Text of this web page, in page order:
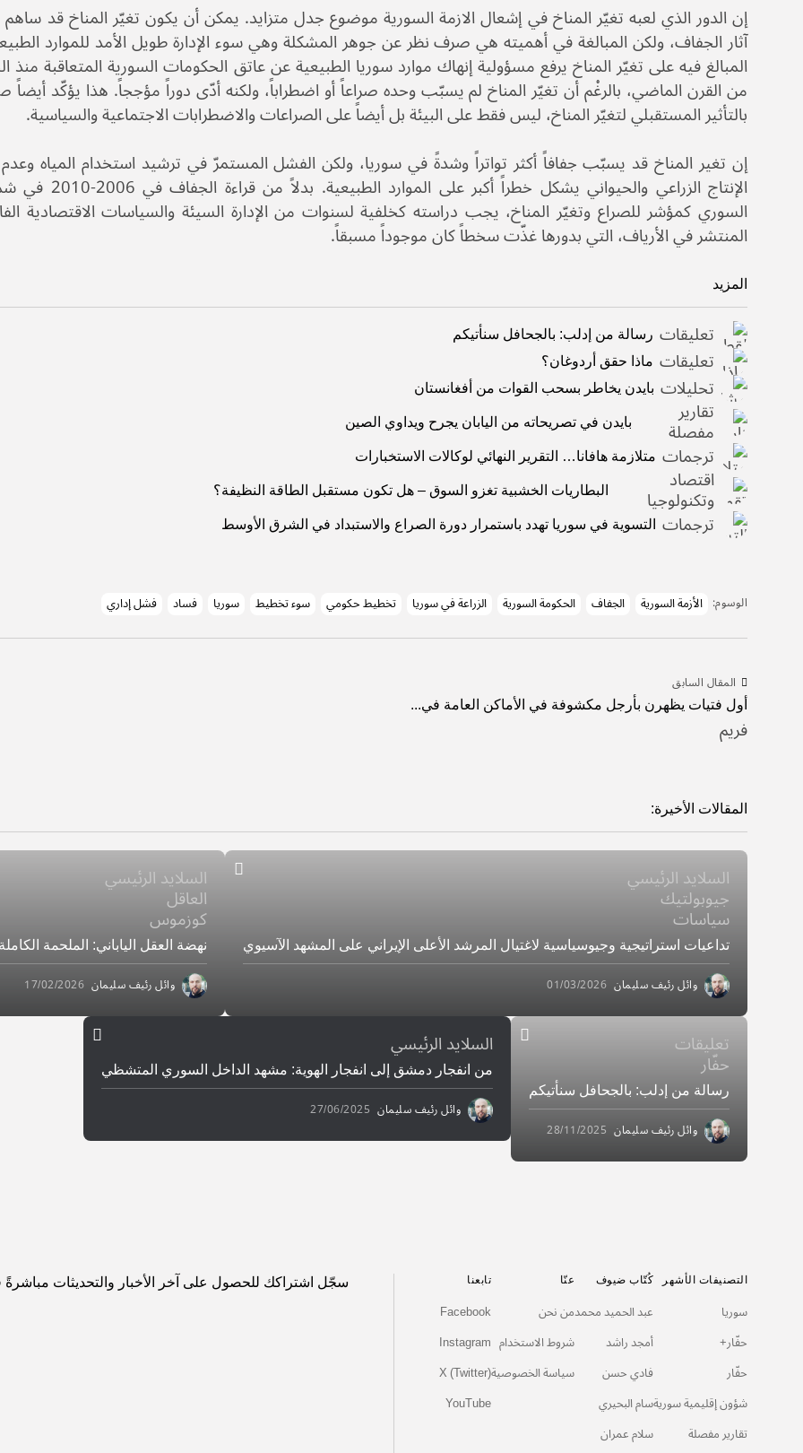
إن الدور الذي لعبه تغيّر المناخ في إشعال الازمة السورية موضوع جدل متزايد. يمكن أن يكون تغيّر المناخ قد
آثار الجفاف، ولكن المبالغة في أهميته هي صرف نظر عن جوهر المشكلة وهي سوء الإدارة طويل الأمد للموارد
المبالغ فيه على تغيّر المناخ يرفع مسؤولية إنهاك موارد سوريا الطبيعية عن عاتق الحكومات السورية المتعاقبة
من القرن الماضي، بالرغْم أن تغيّر المناخ لم يسبّب وحده صراعاً أو اضطراباً، ولكنه أدّى دوراً مؤججاً. هذا يؤكّد أيضاً
بالتأثير المستقبلي لتغيّر المناخ، ليس فقط على البيئة بل أيضاً على الصراعات والاضطرابات الاجتماعية والسياسية.
إن تغير المناخ قد يسبّب جفافاً أكثر تواتراً وشدةً في سوريا، ولكن الفشل المستمرّ في ترشيد استخدام المياه
الإنتاج الزراعي والحيواني يشكل
السوري كمؤشر للصراع وتغيّر المناخ، يجب دراسته كخلفية لسنوات من الإدارة السيئة والسياسات الاقتصادية
المنتشر في الأرياف، التي بدورها غذّت سخطاً كان موجوداً مسبقاً.
المزيد
تعليقات رسالة من إدلب: بالجحافل سنأتيكم
تعليقات ماذا حقق أردوغان؟
تحليلات بايدن يخاطر بسحب القوات من أفغانستان
تقارير
مفصلة بايدن في تصريحاته من اليابان يجرح ويداوي الصين
ترجمات متلازمة هافانا… التقرير النهائي لوكالات الاستخبارات
اقتصاد
وتكنولوجيا البطاريات الخشبية تغزو السوق – هل تكون مستقبل الطاقة النظيفة؟
ترجمات التسوية في سوريا تهدد باستمرار دورة الصراع والاستبداد في الشرق الأوسط
الوسوم: الأزمة السورية الجفاف الحكومة السورية الزراعة في سوريا تخطيط حكومي سوء تخطيط سوريا فساد فشل إداري
المقال السابق
أول فتيات يظهرن بأرجل مكشوفة في الأماكن العامة في...
فريم
المقالات الأخيرة:
السلايد الرئيسي
جيوبولتيك
سياسات
تداعيات استراتيجية وجيوسياسية لاغتيال المرشد الأعلى الإيراني على المشهد الآسيوي
وائل رئيف سليمان 01/03/2026
السلايد الرئيسي
العاقل
كوزموس
نهضة العقل الياباني: الملحمة
وائل رئيف سليمان 17/02/2026
تعليقات
حفّار
رسالة من إدلب: بالجحافل سنأتيكم
وائل رئيف سليمان 28/11/2025
السلايد الرئيسي
من انفجار دمشق إلى انفجار الهوية: مشهد الداخل السوري المتشظي
وائل رئيف سليمان 27/06/2025
التصنيفات الأشهر
سوريا
حفّار+
حفّار
شؤون إقليمية سورية
تقارير مفصلة
كُتّاب ضيوف
عبد الحميد محمد
أمجد راشد
فادي حسن
سام البحيري
سلام عمران
عنّا
من نحن
شروط الاستخدام
سياسة الخصوصية
تابعنا
Facebook
Instagram
X (Twitter)
YouTube
سجّل اشتراكك للحصول على آخر الأخبار والتحديثات